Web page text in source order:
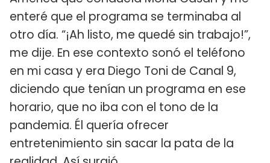
enteré que el programa se terminaba al
otro día. “¡Ah listo, me quedé sin trabajo!”,
me dije. En ese contexto sonó el teléfono
en mi casa y era Diego Toni de Canal 9,
diciendo que tenían un programa en ese
horario, que no iba con el tono de la
pandemia. Él quería ofrecer
entretenimiento sin sacar la pata de la